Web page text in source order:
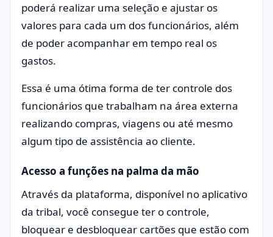
poderá realizar uma seleção e ajustar os
valores para cada um dos funcionários, além
de poder acompanhar em tempo real os
gastos.
Essa é uma ótima forma de ter controle dos
funcionários que trabalham na área externa
realizando compras, viagens ou até mesmo
algum tipo de assistência ao cliente.
Acesso a funções na palma da mão
Através da plataforma, disponível no aplicativo
da tribal, você consegue ter o controle,
bloquear e desbloquear cartões que estão com